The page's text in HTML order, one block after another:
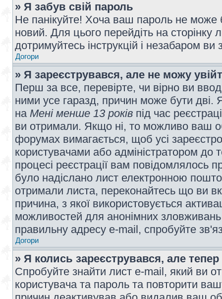
» Я забув свій пароль
Не панікуйте! Хоча ваш пароль не може
новий. Для цього перейдіть на сторінку
дотримуйтесь інструкцій і незабаром
Догори
» Я зареєструвався, але не можу
Перш за все, перевірте, чи вірно ви
ними усе гаразд, причин може бути дві.
на Мені менше 13 років під час
ви отримали. Якщо ні, то можливо ваш
форумах вимагається, щоб усі
користувачами або адміністратором до
процесі реєстрації вам повідомлялось
було надіслано лист електронною
отримали листа, переконайтесь що ви
причина, з якої використовується
можливостей для анонімних
правильну адресу e-mail, спробуйте
Догори
» Я колись зареєструвався, але
Спробуйте знайти лист e-mail, який ви
користувача та пароль та повторити